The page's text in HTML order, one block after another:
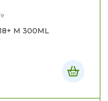
M 300ML